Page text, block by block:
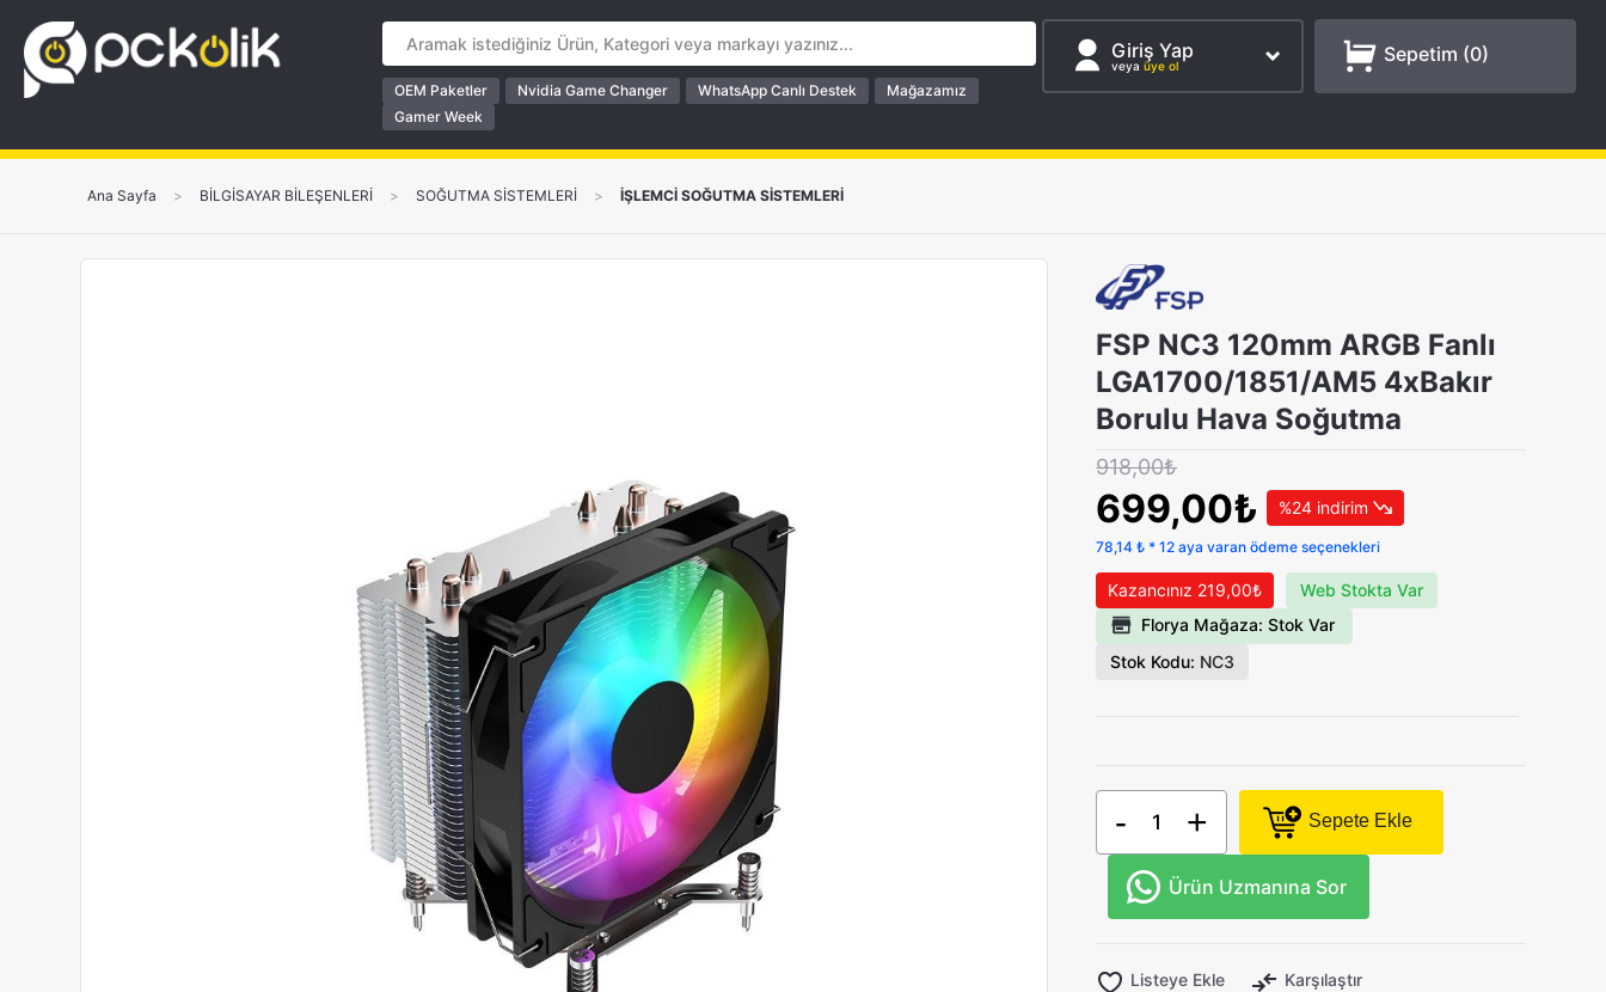
OEM Paketler Nvidia Game Changer WhatsApp Canlı Destek
Mağazamız
Gamer Week
Giriş Yap
veya üye ol Sepetim (0)
Ana Sayfa > BİLGİSAYAR BİLEŞENLERİ > SOĞUTMA SİSTEMLERİ > İŞLEMCİ SOĞUTMA SİSTEMLERİ
FSP NC3 120mm ARGB Fanlı
LGA1700/1851/AM5 4xBakır
Borulu Hava Soğutma
918,00₺
699,00₺ %24 indirim
78,14 ₺ * 12 aya varan ödeme seçenekleri
Kazancınız 219,00₺
Web Stokta Var
Florya Mağaza: Stok Var
Stok Kodu: NC3
- + Sepete Ekle
Ürün Uzmanına Sor
Listeye Ekle
Karşılaştır